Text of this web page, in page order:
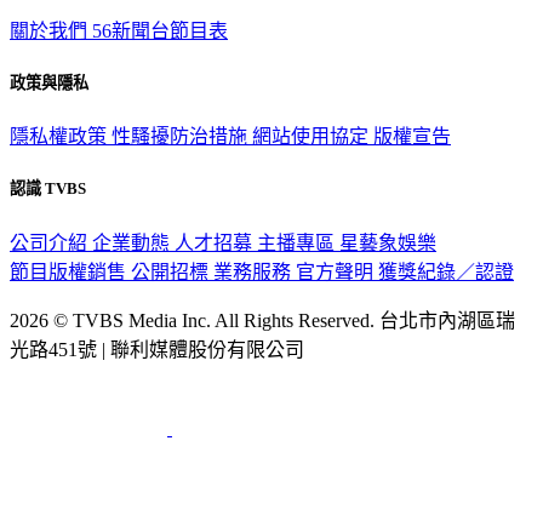
關於我們 56新聞台節目表
政策與隱私
隱私權政策 性騷擾防治措施 網站使用協定 版權宣告
認識 TVBS
公司介紹 企業動態 人才招募 主播專區 星藝象娛樂
節目版權銷售 公開招標 業務服務 官方聲明 獲獎紀錄／認證
2026 © TVBS Media Inc. All Rights Reserved. 台北市內湖區瑞
光路451號 | 聯利媒體股份有限公司